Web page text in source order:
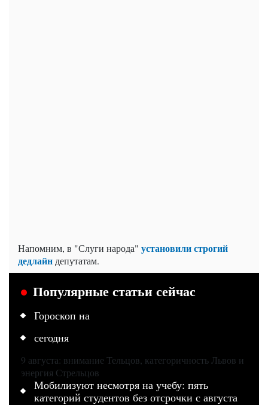
Напомним, в "Слуги народа" установили строгий
дедлайн депутатам.
Популярные статьи сейчас
Гороскоп на
сегодня
9 августа: внимание Тельцов, категоричность Львов и
энергия Стрельцов
Мобилизуют несмотря на учебу: пять
категорий студентов без отсрочки с августа